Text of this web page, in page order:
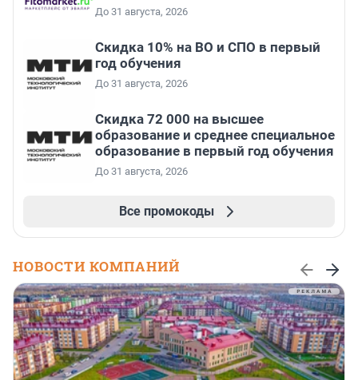
До 31 августа, 2026
Скидка 10% на ВО и СПО в первый
год обучения
До 31 августа, 2026
Скидка 72 000 на высшее
образование и среднее специальное
образование в первый год обучения
До 31 августа, 2026
Все промокоды
НОВОСТИ КОМПАНИЙ